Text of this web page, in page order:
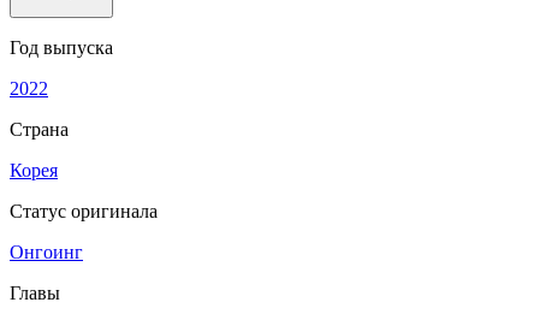
Год выпуска
2022
Страна
Корея
Статус оригинала
Онгоинг
Главы